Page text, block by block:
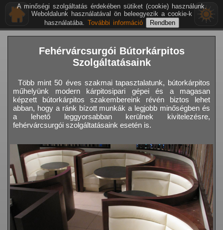
Fehérvárcsurgói Bútorkárpitos
Szolgáltatásaink
Több mint 50 éves szakmai tapasztalatunk, bútorkárpitos
műhelyünk modern kárpitosipari gépei és a magasan
képzett bútorkárpitos szakembereink révén biztos lehet
abban, hogy a ránk bízott munkák a legjobb minőségben és
a lehető leggyorsabban kerülnek kivitelezésre,
fehérvárcsurgói szolgáltatásaink esetén is.
A minőségi szolgáltatás érdekében sütiket (cookie) használunk.
Weboldalunk használatával ön beleegyezik a cookie-k
használatába. További információ